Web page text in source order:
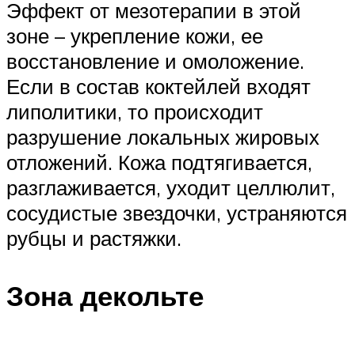
Эффект от мезотерапии в этой
зоне – укрепление кожи, ее
восстановление и омоложение.
Если в состав коктейлей входят
липолитики, то происходит
разрушение локальных жировых
отложений. Кожа подтягивается,
разглаживается, уходит целлюлит,
сосудистые звездочки, устраняются
рубцы и растяжки.
Зона декольте